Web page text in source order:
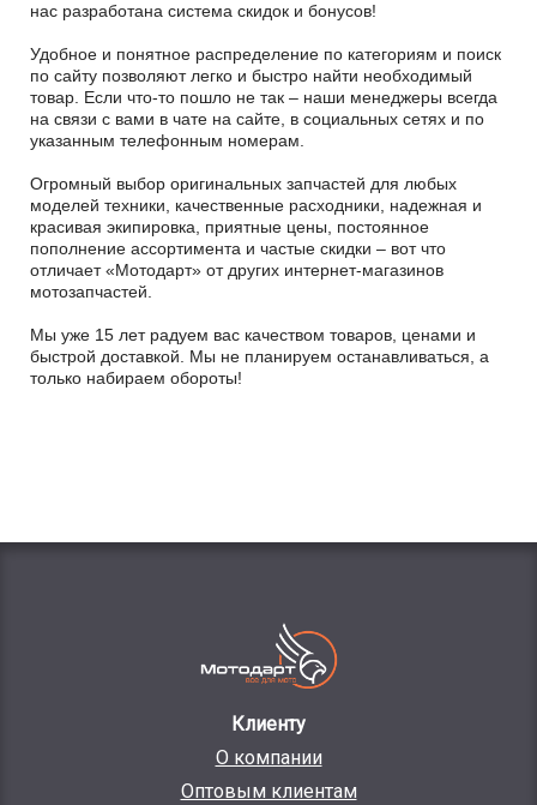
нас разработана система скидок и бонусов!
Удобное и понятное распределение по категориям и поиск
по сайту позволяют легко и быстро найти необходимый
товар. Если что-то пошло не так – наши менеджеры всегда
на связи с вами в чате на сайте, в социальных сетях и по
указанным телефонным номерам.
Огромный выбор оригинальных запчастей для любых
моделей техники, качественные расходники, надежная и
красивая экипировка, приятные цены, постоянное
пополнение ассортимента и частые скидки – вот что
отличает «Мотодарт» от других интернет-магазинов
мотозапчастей.
Мы уже 15 лет радуем вас качеством товаров, ценами и
быстрой доставкой. Мы не планируем останавливаться, а
только набираем обороты!
Клиенту
О компании
Оптовым клиентам